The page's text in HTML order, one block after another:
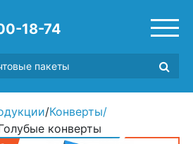
18-74
/Конверты/
конверты